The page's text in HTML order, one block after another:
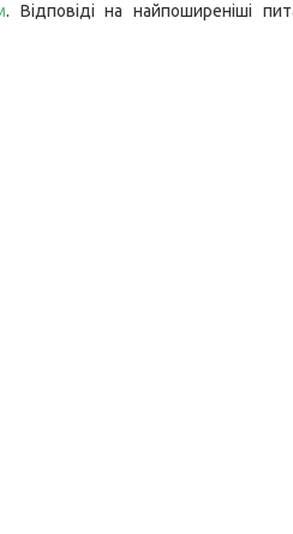
. Відповіді на найпоширеніші